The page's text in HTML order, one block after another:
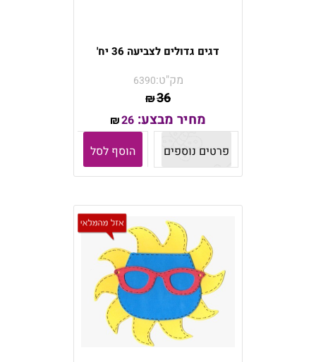
דגים גדולים לצביעה 36 יח'
מק"ט:6390
₪36
מחיר מבצע: ₪26
פרטים נוספים
הוסף לסל